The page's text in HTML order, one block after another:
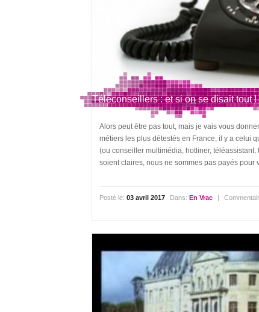
Téléconseillers : et si on se disait tout !
Alors peut être pas tout, mais je vais vous
métiers les plus détestés en France, il y a celui
(ou conseiller multimédia, hotliner,
soient claires, nous ne sommes pas payés pour
Posté le:03 avril 2017 Dans:En Vrac |